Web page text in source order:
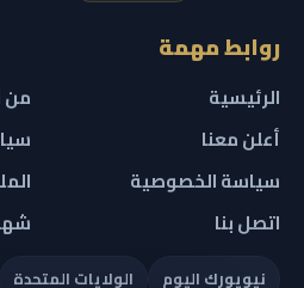
روابط مهمة
الرئيسية
من
أعلن معنا
سياسة الخصوصية
اتصل بنا
نيويورك اليوم الولايات المتحدة